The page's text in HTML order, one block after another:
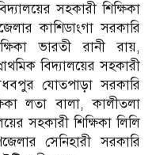
সহকারী শিক্ষিকা
কাশিডাংগা সরকারি
ভারতী রানী রায়,
বিদ্যালয়ের সহকারী
যোতপাড়া সরকারি
লতা বালা, কালীতলা
সহকারী শিক্ষিকা লিলি
সেনিহারী সরকারি